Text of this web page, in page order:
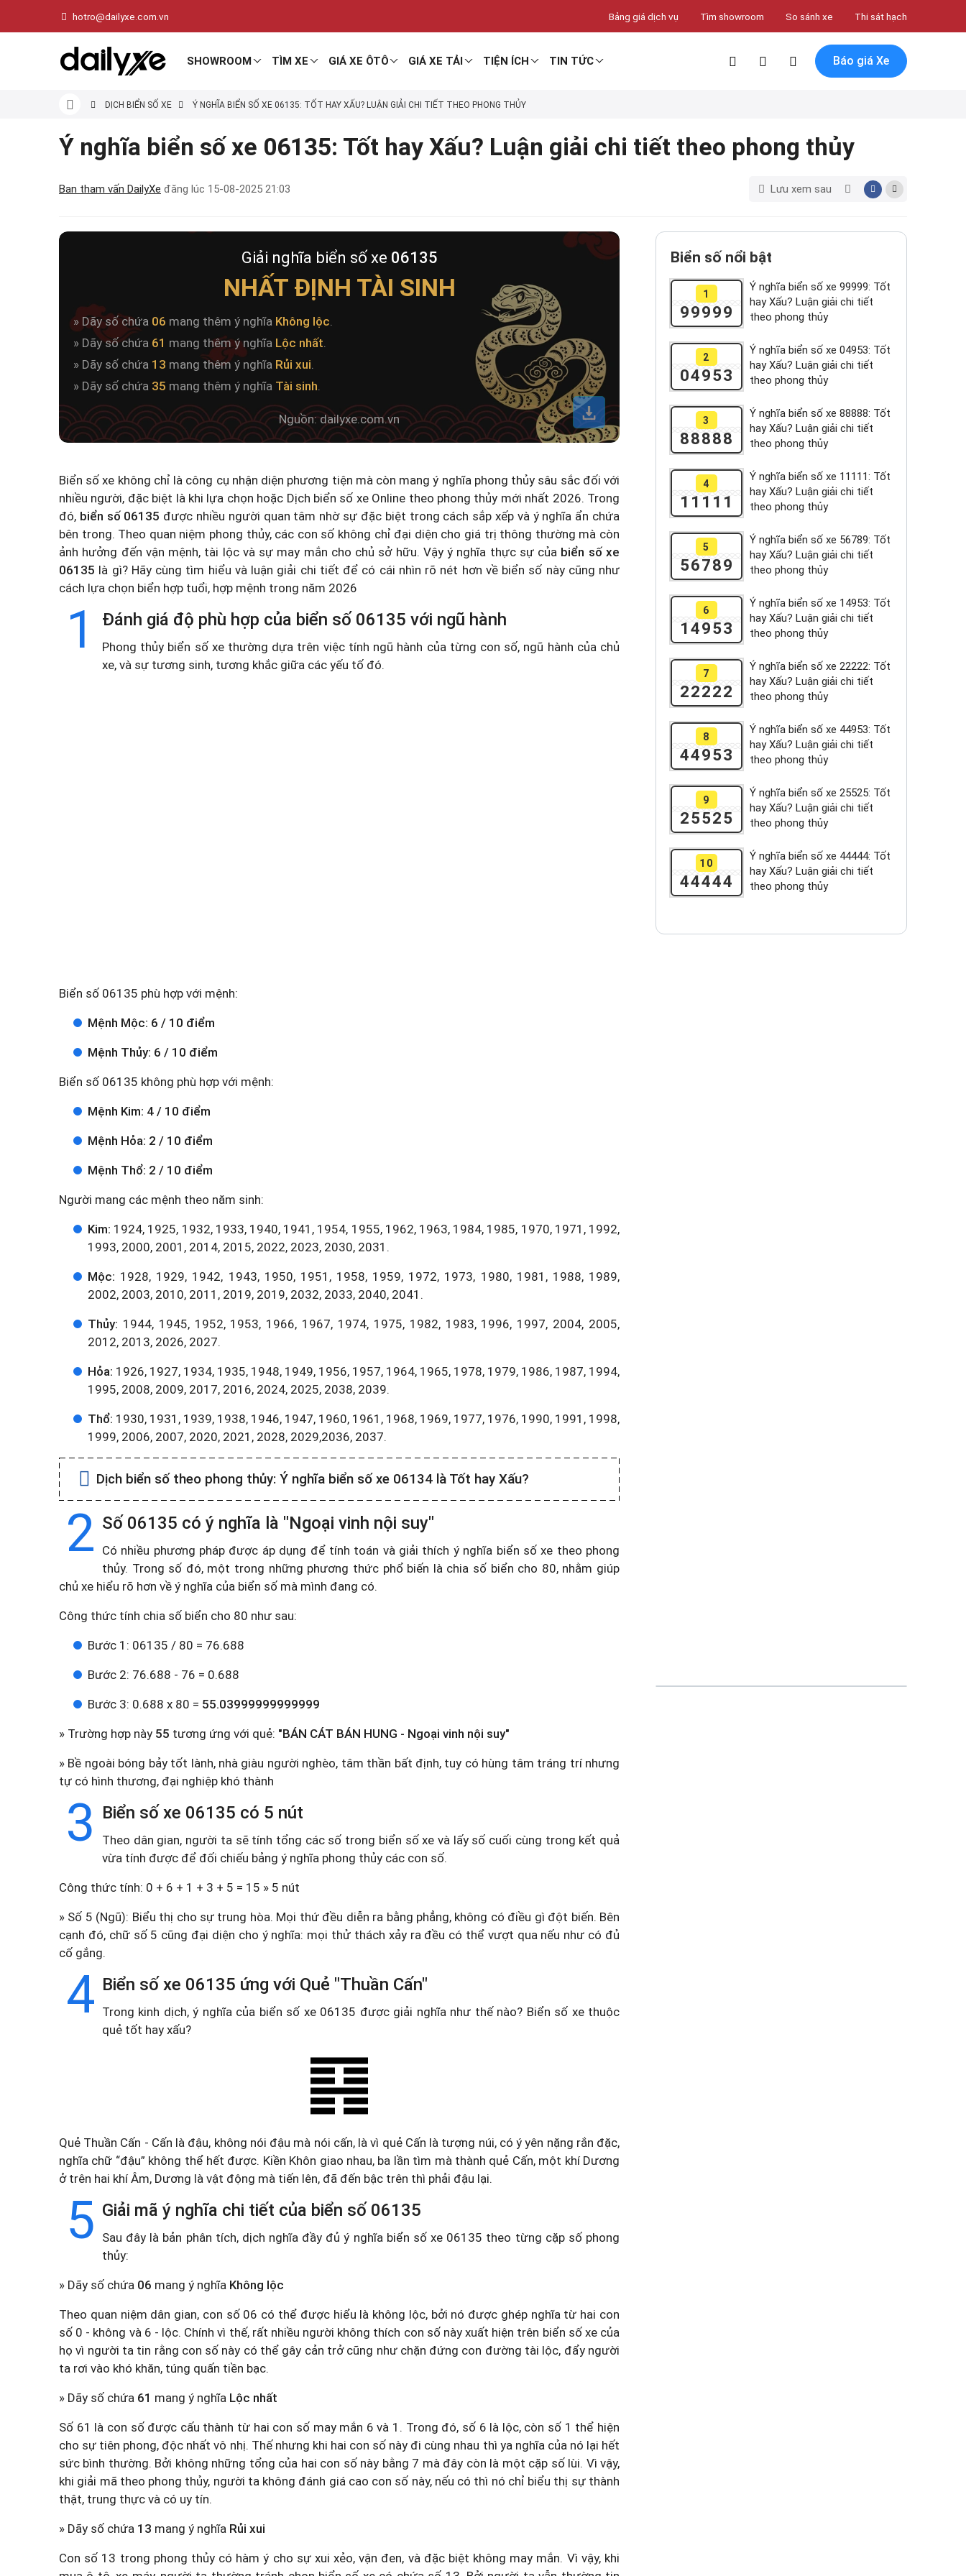
hotro@dailyxe.com.vn Bảng giá dịch vụ Tìm showroom So sánh xe Thi sát hạch
SHOWROOM TÌM XE GIÁ XE ÔTÔ GIÁ XE TẢI TIỆN ÍCH TIN TỨC Báo giá Xe
DỊCH BIỂN SỐ XE Ý NGHĨA BIỂN SỐ XE 06135: TỐT HAY XẤU? LUẬN GIẢI CHI TIẾT THEO PHONG THỦY
Ý nghĩa biển số xe 06135: Tốt hay Xấu? Luận giải chi tiết theo phong thủy
Ban tham vấn DailyXe đăng lúc 15-08-2025 21:03 Lưu xem sau
Giải nghĩa biển số xe 06135
NHẤT ĐỊNH TÀI SINH
» Dãy số chứa 06 mang thêm ý nghĩa Không lộc.
» Dãy số chứa 61 mang thêm ý nghĩa Lộc nhất.
» Dãy số chứa 13 mang thêm ý nghĩa Rủi xui.
» Dãy số chứa 35 mang thêm ý nghĩa Tài sinh.
Nguồn: dailyxe.com.vn
Biển số xe không chỉ là công cụ nhận diện phương tiện mà còn mang ý nghĩa phong thủy sâu sắc đối với
nhiều người, đặc biệt là khi lựa chọn hoặc Dịch biển số xe Online theo phong thủy mới nhất 2026. Trong
đó, biển số 06135 được nhiều người quan tâm nhờ sự đặc biệt trong cách sắp xếp và ý nghĩa ẩn chứa
bên trong. Theo quan niệm phong thủy, các con số không chỉ đại diện cho giá trị thông thường mà còn
ảnh hưởng đến vận mệnh, tài lộc và sự may mắn cho chủ sở hữu. Vậy ý nghĩa thực sự của biển số xe
06135 là gì? Hãy cùng tìm hiểu và luận giải chi tiết để có cái nhìn rõ nét hơn về biển số này cũng như
cách lựa chọn biển hợp tuổi, hợp mệnh trong năm 2026
1 Đánh giá độ phù hợp của biển số 06135 với ngũ hành
Phong thủy biển số xe thường dựa trên việc tính ngũ hành của từng con số, ngũ hành của chủ
xe, và sự tương sinh, tương khắc giữa các yếu tố đó.
Biển số 06135 phù hợp với mệnh:
Mệnh Mộc: 6 / 10 điểm
Mệnh Thủy: 6 / 10 điểm
Biển số 06135 không phù hợp với mệnh:
Mệnh Kim: 4 / 10 điểm
Mệnh Hỏa: 2 / 10 điểm
Mệnh Thổ: 2 / 10 điểm
Người mang các mệnh theo năm sinh:
Kim: 1924, 1925, 1932, 1933, 1940, 1941, 1954, 1955, 1962, 1963, 1984, 1985, 1970, 1971, 1992,
1993, 2000, 2001, 2014, 2015, 2022, 2023, 2030, 2031.
Mộc: 1928, 1929, 1942, 1943, 1950, 1951, 1958, 1959, 1972, 1973, 1980, 1981, 1988, 1989,
2002, 2003, 2010, 2011, 2019, 2019, 2032, 2033, 2040, 2041.
Thủy: 1944, 1945, 1952, 1953, 1966, 1967, 1974, 1975, 1982, 1983, 1996, 1997, 2004, 2005,
2012, 2013, 2026, 2027.
Hỏa: 1926, 1927, 1934, 1935, 1948, 1949, 1956, 1957, 1964, 1965, 1978, 1979, 1986, 1987, 1994,
1995, 2008, 2009, 2017, 2016, 2024, 2025, 2038, 2039.
Thổ: 1930, 1931, 1939, 1938, 1946, 1947, 1960, 1961, 1968, 1969, 1977, 1976, 1990, 1991, 1998,
1999, 2006, 2007, 2020, 2021, 2028, 2029,2036, 2037.
Dịch biển số theo phong thủy: Ý nghĩa biển số xe 06134 là Tốt hay Xấu?
2 Số 06135 có ý nghĩa là "Ngoại vinh nội suy"
Có nhiều phương pháp được áp dụng để tính toán và giải thích ý nghĩa biển số xe theo phong
thủy. Trong số đó, một trong những phương thức phổ biến là chia số biển cho 80, nhằm giúp
chủ xe hiểu rõ hơn về ý nghĩa của biển số mà mình đang có.
Công thức tính chia số biển cho 80 như sau:
Bước 1: 06135 / 80 = 76.688
Bước 2: 76.688 - 76 = 0.688
Bước 3: 0.688 x 80 = 55.03999999999999
» Trường hợp này 55 tương ứng với quẻ: "BÁN CÁT BÁN HUNG - Ngoại vinh nội suy"
» Bề ngoài bóng bảy tốt lành, nhà giàu người nghèo, tâm thần bất định, tuy có hùng tâm tráng trí nhưng
tự có hình thương, đại nghiệp khó thành
3 Biển số xe 06135 có 5 nút
Theo dân gian, người ta sẽ tính tổng các số trong biển số xe và lấy số cuối cùng trong kết quả
vừa tính được để đối chiếu bảng ý nghĩa phong thủy các con số.
Công thức tính: 0 + 6 + 1 + 3 + 5 = 15 » 5 nút
» Số 5 (Ngũ): Biểu thị cho sự trung hòa. Mọi thứ đều diễn ra bằng phẳng, không có điều gì đột biến. Bên
cạnh đó, chữ số 5 cũng đại diện cho ý nghĩa: mọi thử thách xảy ra đều có thể vượt qua nếu như có đủ
cố gắng.
4 Biển số xe 06135 ứng với Quẻ "Thuần Cấn"
Trong kinh dịch, ý nghĩa của biển số xe 06135 được giải nghĩa như thế nào? Biển số xe thuộc
quẻ tốt hay xấu?
Quẻ Thuần Cấn - Cấn là đậu, không nói đậu mà nói cấn, là vì quẻ Cấn là tượng núi, có ý yên nặng rắn đặc,
nghĩa chữ “đậu” không thể hết được. Kiền Khôn giao nhau, ba lần tìm mà thành quẻ Cấn, một khí Dương
ở trên hai khí Âm, Dương là vật động mà tiến lên, đã đến bậc trên thì phải đậu lại.
5 Giải mã ý nghĩa chi tiết của biển số 06135
Sau đây là bản phân tích, dịch nghĩa đầy đủ ý nghĩa biển số xe 06135 theo từng cặp số phong
thủy:
» Dãy số chứa 06 mang ý nghĩa Không lộc
Theo quan niệm dân gian, con số 06 có thể được hiểu là không lộc, bởi nó được ghép nghĩa từ hai con
số 0 - không và 6 - lộc. Chính vì thế, rất nhiều người không thích con số này xuất hiện trên biển số xe của
họ vì người ta tin rằng con số này có thể gây cản trở cũng như chặn đứng con đường tài lộc, đẩy người
ta rơi vào khó khăn, túng quấn tiền bạc.
» Dãy số chứa 61 mang ý nghĩa Lộc nhất
Số 61 là con số được cấu thành từ hai con số may mắn 6 và 1. Trong đó, số 6 là lộc, còn số 1 thể hiện
cho sự tiên phong, độc nhất vô nhị. Thế nhưng khi hai con số này đi cùng nhau thì ya nghĩa của nó lại hết
sức bình thường. Bởi không những tổng của hai con số này bằng 7 mà đây còn là một cặp số lùi. Vì vậy,
khi giải mã theo phong thủy, người ta không đánh giá cao con số này, nếu có thì nó chỉ biểu thị sự thành
thật, trung thực và có uy tín.
» Dãy số chứa 13 mang ý nghĩa Rủi xui
Con số 13 trong phong thủy có hàm ý cho sự xui xẻo, vận đen, và đặc biệt không may mắn. Vì vậy, khi
Biển số nổi bật
1
99999
Ý nghĩa biển số xe 99999: Tốt
hay Xấu? Luận giải chi tiết
theo phong thủy
2
04953
Ý nghĩa biển số xe 04953: Tốt
hay Xấu? Luận giải chi tiết
theo phong thủy
3
88888
Ý nghĩa biển số xe 88888: Tốt
hay Xấu? Luận giải chi tiết
theo phong thủy
4
11111
Ý nghĩa biển số xe 11111: Tốt
hay Xấu? Luận giải chi tiết
theo phong thủy
5
56789
Ý nghĩa biển số xe 56789: Tốt
hay Xấu? Luận giải chi tiết
theo phong thủy
6
14953
Ý nghĩa biển số xe 14953: Tốt
hay Xấu? Luận giải chi tiết
theo phong thủy
7
22222
Ý nghĩa biển số xe 22222: Tốt
hay Xấu? Luận giải chi tiết
theo phong thủy
8
44953
Ý nghĩa biển số xe 44953: Tốt
hay Xấu? Luận giải chi tiết
theo phong thủy
9
25525
Ý nghĩa biển số xe 25525: Tốt
hay Xấu? Luận giải chi tiết
theo phong thủy
10
44444
Ý nghĩa biển số xe 44444: Tốt
hay Xấu? Luận giải chi tiết
theo phong thủy